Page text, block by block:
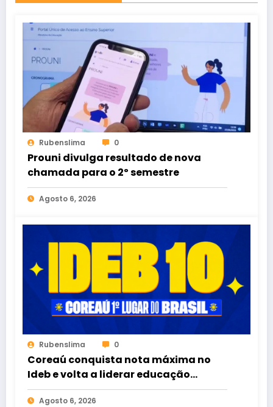
Rubenslima 0
Prouni divulga resultado de nova
chamada para o 2º semestre
Agosto 6, 2026
Rubenslima 0
Coreaú conquista nota máxima no
Ideb e volta a liderar educação
pública no Brasil
Agosto 6, 2026